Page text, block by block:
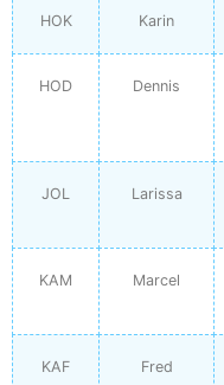
HOK Karin
HOD Dennis
JOL Larissa
KAM Marcel
KAF Fred